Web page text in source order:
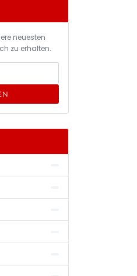
neuesten
zu erhalten.